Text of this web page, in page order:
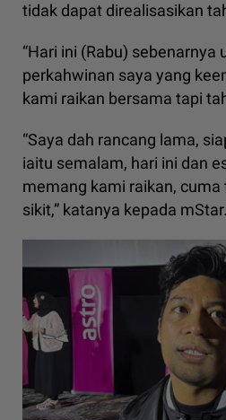
tidak dapat direalisasikan
“Hari ini (Rabu) sebenarnya
perkahwinan saya yang
kami raikan bersama tapi
“Saya dah rancang lama,
iaitu semalam, hari ini dan
memang kami raikan, cuma
sikit,” katanya kepada mStar.